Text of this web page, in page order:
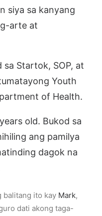
siya sa kanyang
arte at
sa Startok, SOP, at
Youth
of Health.
old. Bukod sa
ang pamilya
dagok na
balitang ito kay Mark,
dati akong taga-